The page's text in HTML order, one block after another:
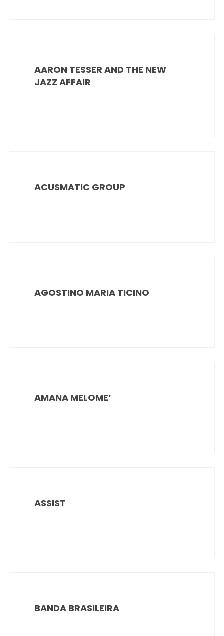
AARON TESSER AND THE NEW
JAZZ AFFAIR
ACUSMATIC GROUP
AGOSTINO MARIA TICINO
AMANA MELOME’
ASSIST
BANDA BRASILEIRA